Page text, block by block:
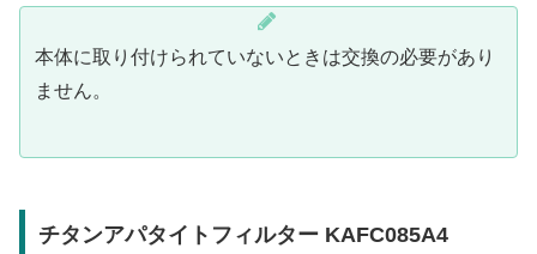
本体に取り付けられていないときは交換の必要があり
ません。
チタンアパタイトフィルター KAFC085A4